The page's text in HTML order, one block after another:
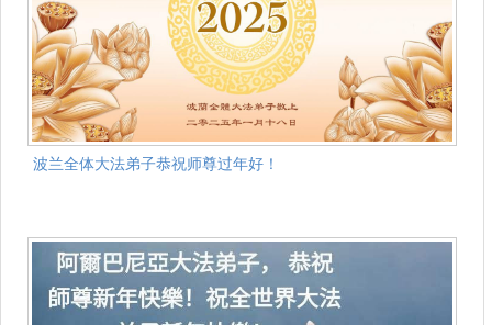
波兰全体大法弟子恭祝师尊过年好！